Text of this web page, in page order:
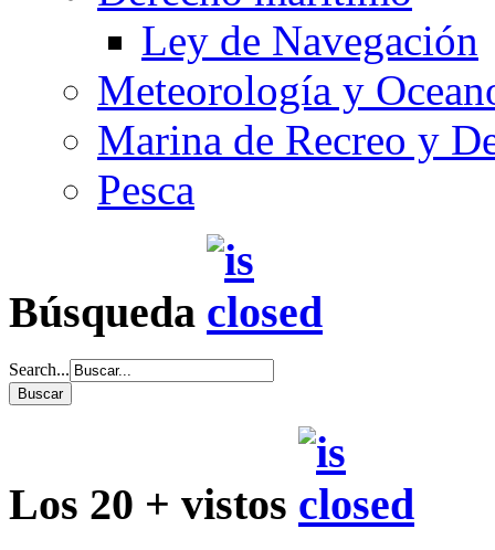
Ley de Navegación
Meteorología y
Marina de Recreo y
Pesca
Búsqueda
Search...
Los 20 + vistos